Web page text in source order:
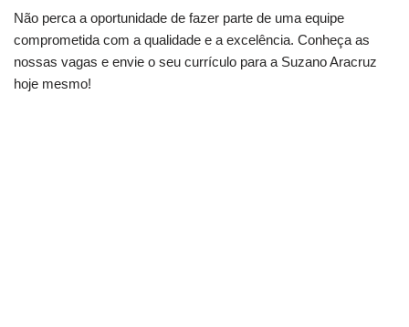
Não perca a oportunidade de fazer parte de uma equipe
comprometida com a qualidade e a excelência. Conheça as
nossas vagas e envie o seu currículo para a Suzano Aracruz
hoje mesmo!